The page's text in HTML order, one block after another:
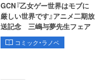
GCN『乙女ゲー世界はモブに
厳しい世界です』アニメ二期放
送記念 三嶋与夢先生フェア
コミック・ラノベ